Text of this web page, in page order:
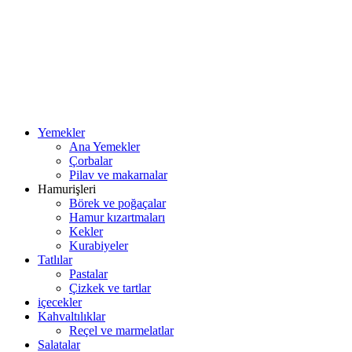
Yemekler
Ana Yemekler
Çorbalar
Pilav ve makarnalar
Hamurişleri
Börek ve poğaçalar
Hamur kızartmaları
Kekler
Kurabiyeler
Tatlılar
Pastalar
Çizkek ve tartlar
içecekler
Kahvaltılıklar
Reçel ve marmelatlar
Salatalar